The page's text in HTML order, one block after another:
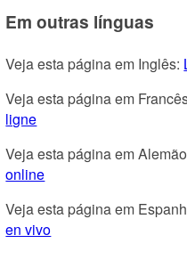
Em outras línguas
Veja esta página em Inglês:
Veja esta página em
ligne
Veja esta página em
online
Veja esta página em
en vivo